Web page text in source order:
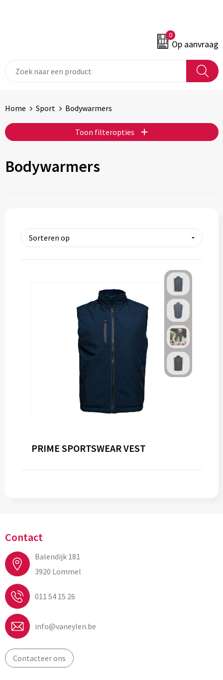
0
Op aanvraag
Home Sport Bodywarmers
Toon filteropties
Bodywarmers
PRIME SPORTSWEAR VEST
Contact
Balendijk 181
3920 Lommel
011 54 15 26
info@vaneylen.be
Contacteer ons